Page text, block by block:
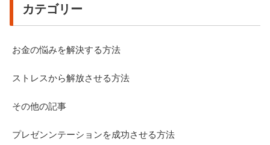
カテゴリー
お金の悩みを解決する方法
ストレスから解放させる方法
その他の記事
プレゼンンテーションを成功させる方法